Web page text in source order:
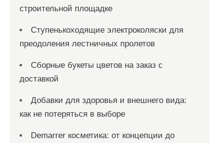
строительной площадке
Ступенькоходящие электроколяски для
преодоления лестничных пролетов
Сборные букеты цветов на заказ с
доставкой
Добавки для здоровья и внешнего вида:
как не потеряться в выборе
Demarrer косметика: от концепции до